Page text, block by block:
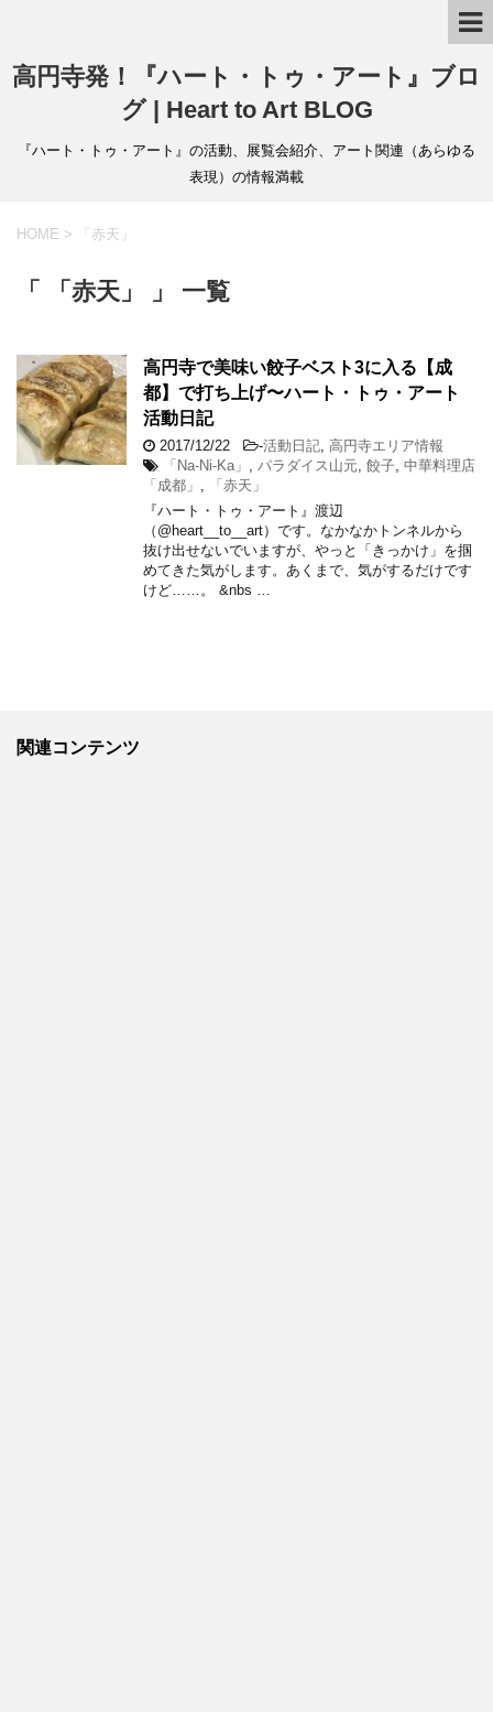
高円寺発！『ハート・トゥ・アート』ブロ
グ | Heart to Art BLOG
『ハート・トゥ・アート』の活動、展覧会紹介、アート関連（あらゆる
表現）の情報満載
HOME > 「赤天」
「 「赤天」 」 一覧
高円寺で美味い餃子ベスト3に入る【成
都】で打ち上げ〜ハート・トゥ・アート
活動日記
2017/12/22 -活動日記 高円寺エリア情報
「Na-Ni-Ka」
パラダイス山元 餃子 中華料理店
「成都」
「赤天」
『ハート・トゥ・アート』渡辺
（@heart__to__art）です。なかなかトンネルから
抜け出せないでいますが、やっと「きっかけ」を掴
めてきた気がします。あくまで、気がするだけです
けど……。 &nbs …
関連コンテンツ